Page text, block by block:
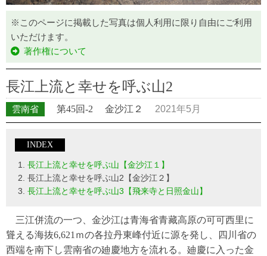
※このページに掲載した写真は個人利用に限り自由にご利用
いただけます。
著作権について
長江上流と幸せを呼ぶ山2
雲南省 第45回-2 金沙江２ 2021年5月
INDEX
長江上流と幸せを呼ぶ山【金沙江１】
長江上流と幸せを呼ぶ山2【金沙江２】
長江上流と幸せを呼ぶ山3【飛来寺と日照金山】
三江併流の一つ、金沙江は青海省青藏高原の可可西里に
聳える海抜6,621ｍの各拉丹東峰付近に源を発し、四川省の
西端を南下し雲南省の廸慶地方を流れる。廸慶に入った金